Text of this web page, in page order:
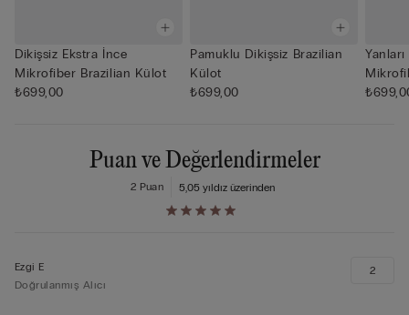
Dikişsiz Ekstra İnce
Mikrofiber Brazilian Külot
₺699,00
Pamuklu Dikişsiz Brazilian
Külot
₺699,00
Puan ve Değerlendirmeler
5,05 yıldız üzerinden
2 Puan
Ezgi E
Doğrulanmış Alıcı
2